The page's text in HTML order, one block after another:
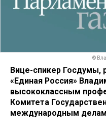
©
Вице-спикер Госдумы,
«Единая Россия»
высококлассным
Комитета
международным делам